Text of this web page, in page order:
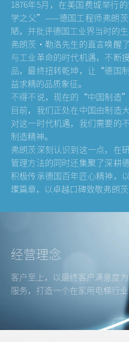
1876年5月，在美国费城举行
学之父”——德国工程师弗朗
陋，并批评德国工业界当时的
弗朗茨·勒洛先生的直言唤醒
与工业革命的时代机遇，不断
品，最终扭转乾坤，让“德
益求精的品质象征。
不得不说，现在的“中国制造
目前，我们正处在中国由制造
对这一时代机遇，我们需要的
制造精神。
弗朗茨深刻认识到这一点，在
管理方法的同时还集聚了深耕
积极传承德国百年匠心精神，
璨篇章，以卓越口碑致敬弗朗茨
经营理念
客户至上，以最终客户满意度
服务，打造一个在家用电梯行